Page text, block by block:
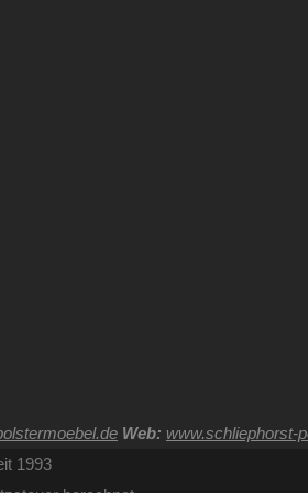
Web: www.schliephorst-
1993